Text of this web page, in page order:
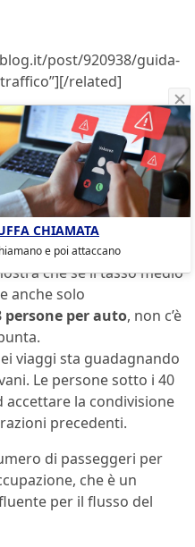
post/920938/guida-
related]
il traffico
6/698/car-sharing-
align=”center”
meno problematica è
negli scenari attuali:
condivisediminuisce il
che se il tasso medio
anche solo
persone per auto, non c’è
viaggi sta guadagnando
Le persone sotto i 40
la condivisione
precedenti.
di passeggeri per
che è un
per il flusso del
CHIAMATA
e poi attaccano